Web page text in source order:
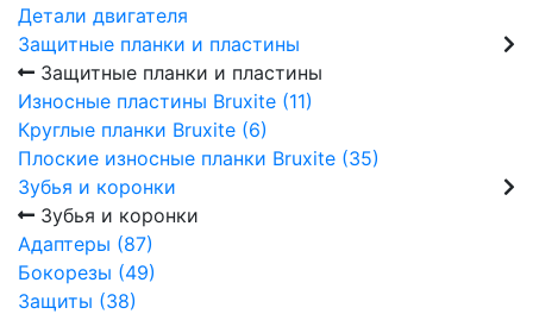
Детали двигателя
Защитные планки и пластины
Защитные планки и пластины
Износные пластины Bruxite (11)
Круглые планки Bruxite (6)
Плоские износные планки Bruxite (35)
Зубья и коронки
Зубья и коронки
Адаптеры (87)
Бокорезы (49)
Защиты (38)